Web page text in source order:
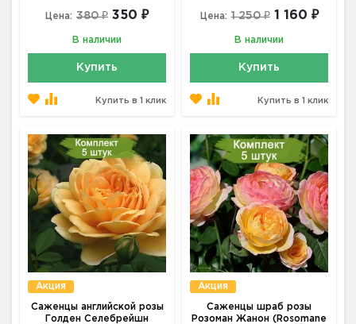
Цена: 380 ₽ 350 ₽
В наличии
Купить
Купить в 1 клик
Цена: 1 250 ₽ 1 160 ₽
В наличии
Купить
Купить в 1 клик
Акция
Саженцы английской розы
Голден Селебрейшн
Акция
Саженцы шраб розы
Розоман Жанон (Rosomane